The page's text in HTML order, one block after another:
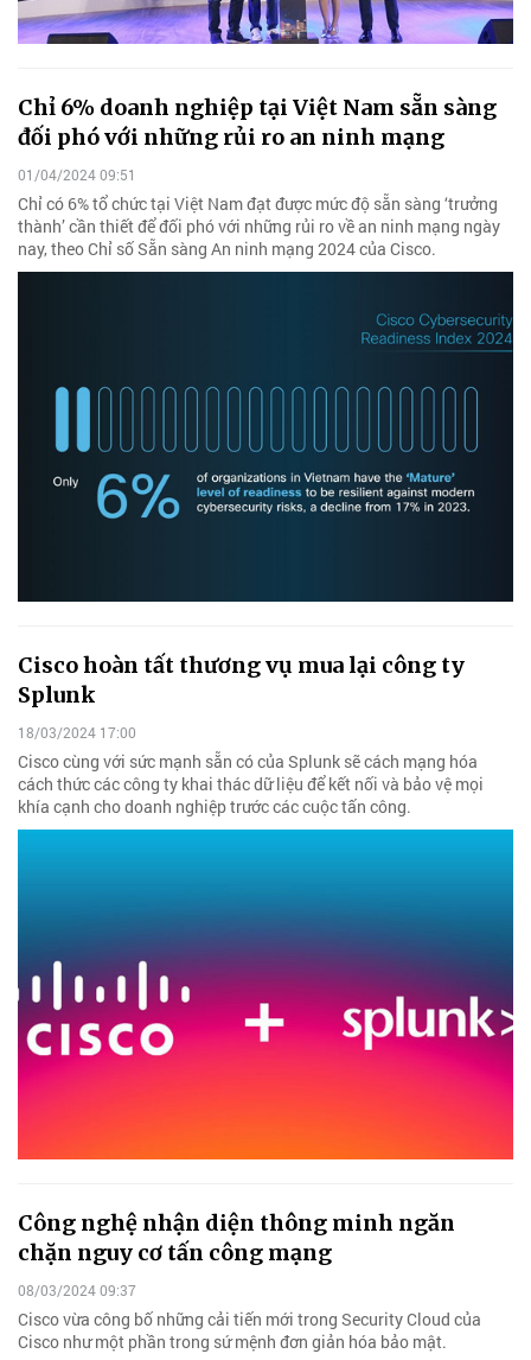
Chỉ 6% doanh nghiệp tại Việt Nam sẵn sàng
đối phó với những rủi ro an ninh mạng
01/04/2024 09:51
Chỉ có 6% tổ chức tại Việt Nam đạt được mức độ sẵn sàng ‘trưởng
thành’ cần thiết để đối phó với những rủi ro về an ninh mạng ngày
nay, theo Chỉ số Sẵn sàng An ninh mạng 2024 của Cisco.
Cisco hoàn tất thương vụ mua lại công ty
Splunk
18/03/2024 17:00
Cisco cùng với sức mạnh sẵn có của Splunk sẽ cách mạng hóa
cách thức các công ty khai thác dữ liệu để kết nối và bảo vệ mọi
khía cạnh cho doanh nghiệp trước các cuộc tấn công.
Công nghệ nhận diện thông minh ngăn
chặn nguy cơ tấn công mạng
08/03/2024 09:37
Cisco vừa công bố những cải tiến mới trong Security Cloud của
Cisco như một phần trong sứ mệnh đơn giản hóa bảo mật.